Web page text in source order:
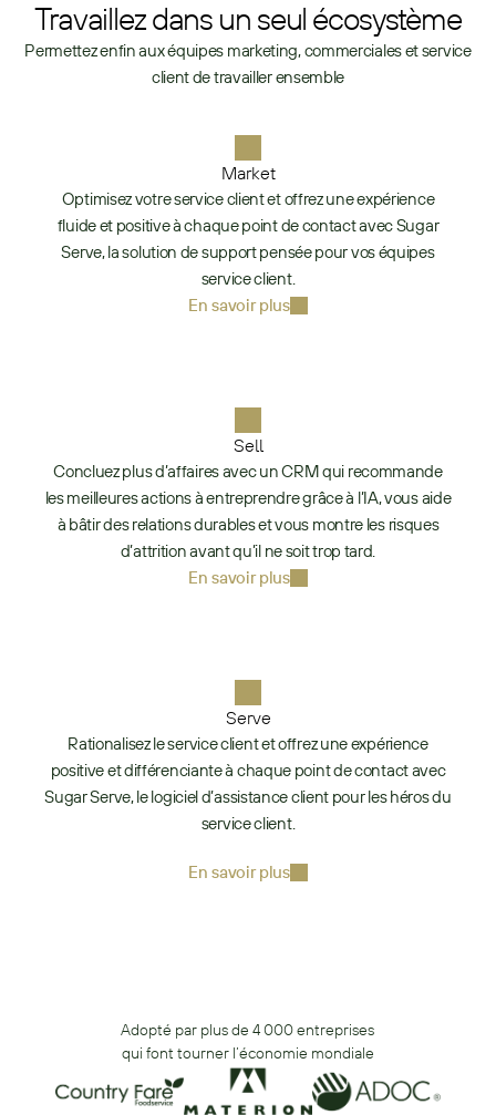
Travaillez dans un seul écosystème
Permettez enfin aux équipes marketing, commerciales et service
client de travailler ensemble
Market
Optimisez votre service client et offrez une expérience
fluide et positive à chaque point de contact avec Sugar
Serve, la solution de support pensée pour vos équipes
service client.
En savoir plus
Sell
Concluez plus d’affaires avec un CRM qui recommande
les meilleures actions à entreprendre grâce à l’IA, vous aide
à bâtir des relations durables et vous montre les risques
d’attrition avant qu’il ne soit trop tard.
En savoir plus
Serve
Rationalisez le service client et offrez une expérience
positive et différenciante à chaque point de contact avec
Sugar Serve, le logiciel d’assistance client pour les héros du
service client.​
En savoir plus
Adopté par plus de 4 000 entreprises
qui font tourner l’économie mondiale